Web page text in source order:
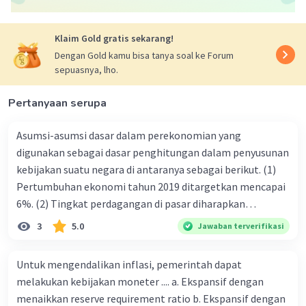
Iklan
Klaim Gold gratis sekarang!
Dengan Gold kamu bisa tanya soal ke Forum
sepuasnya, lho.
Pertanyaan serupa
Asumsi-asumsi dasar dalam perekonomian yang
digunakan sebagai dasar penghitungan dalam penyusunan
kebijakan suatu negara di antaranya sebagai berikut. (1)
Pertumbuhan ekonomi tahun 2019 ditargetkan mencapai
6%. (2) Tingkat perdagangan di pasar diharapkan
mengalami peningkatan pada tahun 2019. (3) lnflasi yang
diharapkan 4,5% pada tahun 2019. (4) Pertumbuhan
meningkatkan daya beli masyarakat. (5) Tingkat suku
bunga SPN 3 bulan ditentukan sebesar 5,4%. (6) Nila'i
3 5.0 Jawaban terverifikasi
Untuk mengendalikan inflasi, pemerintah dapat
melakukan kebijakan moneter .... a. Ekspansif dengan
menaikkan reserve requirement ratio b. Ekspansif dengan